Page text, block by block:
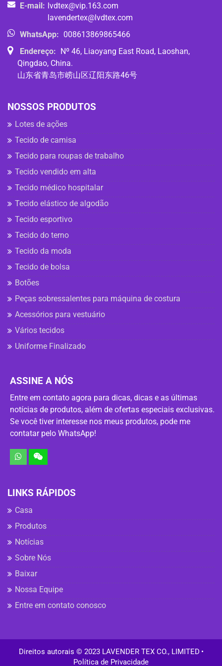
E-mail: lvdtex@vip.163.com
lavendertex@lvdtex.com
WhatsApp: 008613869865466
Endereço: Nº 46, Liaoyang East Road, Laoshan,
Qingdao, China.
山东省青岛市崂山区辽阳东路46号
NOSSOS PRODUTOS
Lotes de ações
Tecido de camisa
Tecido para roupas de trabalho
Tecido vendido em alta
Tecido médico hospitalar
Tecido elástico de algodão
Tecido esportivo
Tecido do terno
Tecido da moda
Tecido de bolsa
Botões
Peças sobressalentes para máquina de costura
Acessórios para vestuário
Vários tecidos
Uniforme Finalizado
ASSINE A NÓS
Entre em contato agora para dicas, dicas e as últimas
notícias de produtos, além de ofertas especiais exclusivas.
Se você tiver interesse nos meus produtos, pode me
contatar pelo WhatsApp!
LINKS RÁPIDOS
Casa
Produtos
Notícias
Sobre Nós
Baixar
Nossa Equipe
Entre em contato conosco
Direitos autorais © 2023 LAVENDER TEX CO., LIMITED •
Política de Privacidade